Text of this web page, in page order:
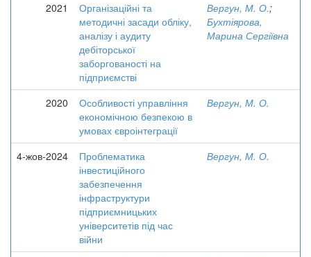
2021
Організаційні та
методичні засади обліку,
аналізу і аудиту
дебіторської
заборгованості на
підприємстві
Вергун, М. О.;
Бухтіярова,
Марина Сергіївна
2020
Особливості управління
економічною безпекою в
умовах євроінтеграції
Вергун, М. О.
4-жов-2024
Проблематика
інвестиційного
забезпечення
інфраструктури
підприємницьких
університетів під час
війни
Вергун, М. О.